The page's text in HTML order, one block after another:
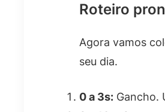
Roteiro
Agora vamos
seu dia.
0 a 3s: Gancho.